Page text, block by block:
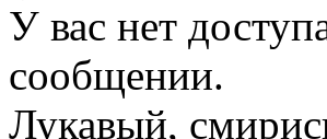
У вас нет
сообщении.
Лукавый,